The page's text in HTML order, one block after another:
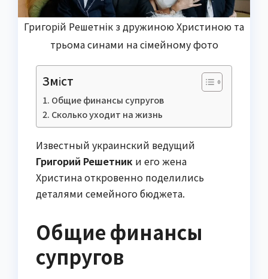
Григорій Решетнік з дружиною Христиною та
трьома синами на сімейному фото
Зміст
Общие финансы супругов
Сколько уходит на жизнь
Известный украинский ведущий
Григорий Решетник и его жена
Христина откровенно поделились
деталями семейного бюджета.
Общие финансы
супругов